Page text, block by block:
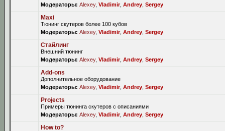
Модераторы: Alexey, Vladimir, Andrey Sergey
Maxi
Тюнинг скутеров более 100 кубов
Модераторы: Alexey, Vladimir, Andrey Sergey
Стайлинг
Внешний тюнинг
Модераторы: Alexey, Vladimir, Andrey Sergey
Add-ons
Дополнительное оборудование
Модераторы: Alexey, Vladimir, Andrey Sergey
Projects
Примеры тюнинга скутеров с описаниями
Модераторы: Alexey, Vladimir, Andrey Sergey
How to?